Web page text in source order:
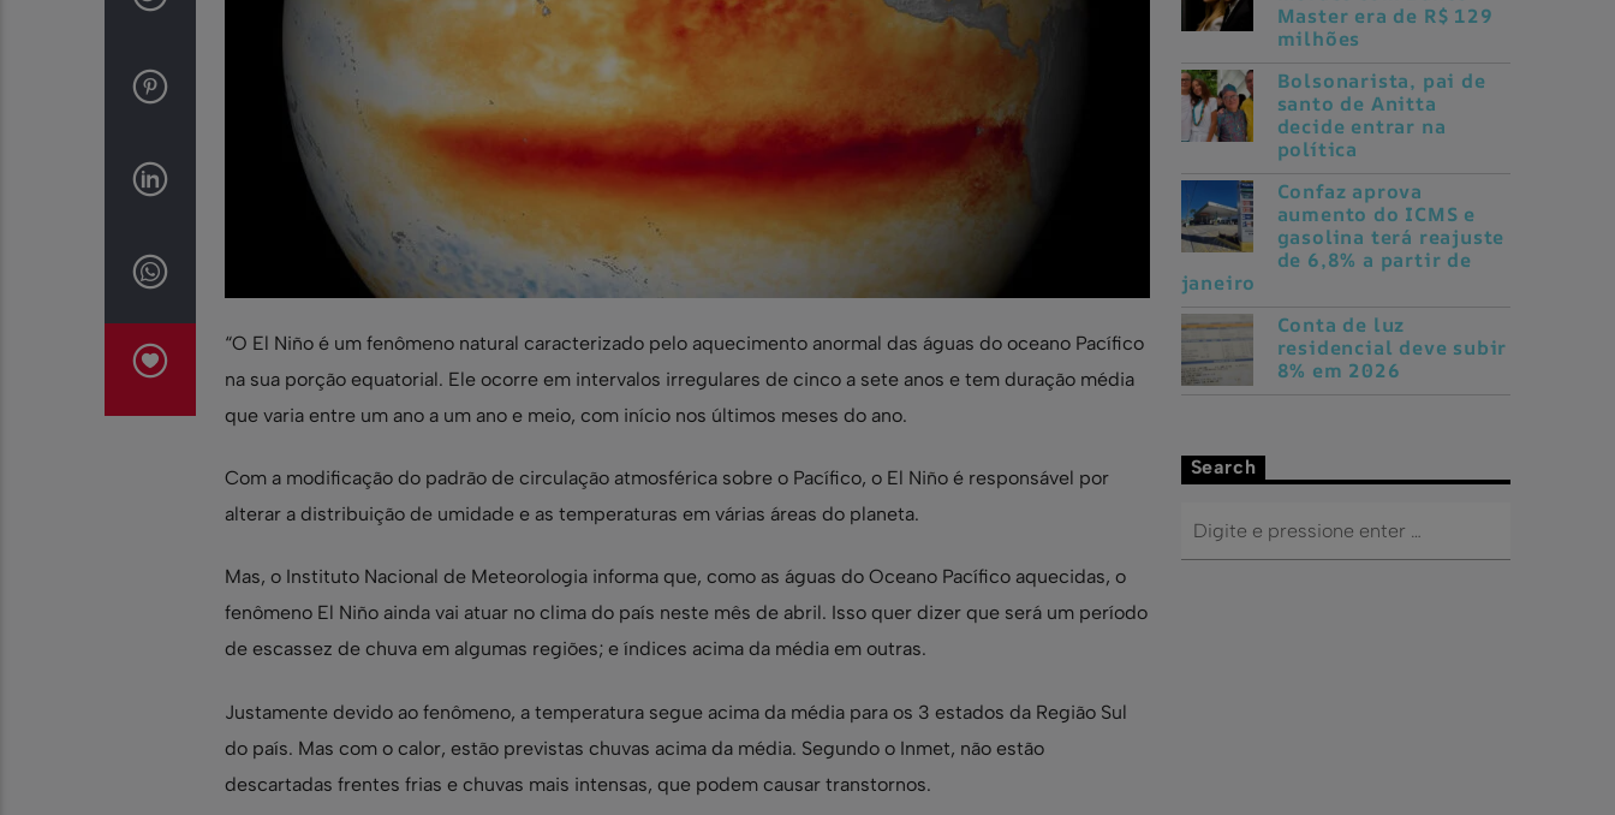
“O El Niño é um fenômeno natural caracterizado pelo aquecimento anormal das águas do oceano Pacífico
na sua porção equatorial. Ele ocorre em intervalos irregulares de cinco a sete anos e tem duração média
que varia entre um ano a um ano e meio, com início nos últimos meses do ano.
Com a modificação do padrão de circulação atmosférica sobre o Pacífico, o El Niño é responsável por
alterar a distribuição de umidade e as temperaturas em várias áreas do planeta.
Mas, o Instituto Nacional de Meteorologia informa que, como as águas do Oceano Pacífico aquecidas, o
fenômeno El Niño ainda vai atuar no clima do país neste mês de abril. Isso quer dizer que será um período
de escassez de chuva em algumas regiões; e índices acima da média em outras.
Justamente devido ao fenômeno, a temperatura segue acima da média para os 3 estados da Região Sul
do país. Mas com o calor, estão previstas chuvas acima da média. Segundo o Inmet, não estão
Contrato da mulher de
Moraes com Banco
milhões
Bolsonarista, pai de
santo de Anitta
política
Confaz aprova
aumento do ICMS e
janeiro
Conta de luz